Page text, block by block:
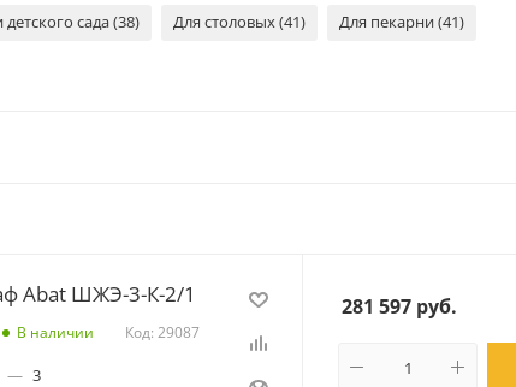
сада (38) Для столовых (41) Для пекарни (41)
Abat ШЖЭ-3-К-2/1
В наличии Код: 29087
— 3
281 597 руб.